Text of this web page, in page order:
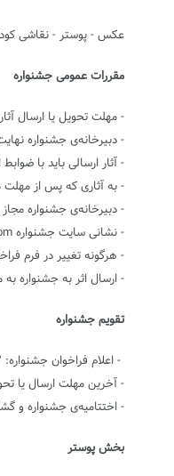
عکس - پوستر - نقاشی
مقررات عمومی جشنواره
- مهلت تحویل یا ارسال آثار به دبیرخانه
- دبیرخانه‌ی جشنواره
- آثار ارسالی باید با
- به آثاری که پس از مهلت
- دبیرخانه‌ی جشنواره
- نشانی سایت جشنواره www.parcham-farhangsara.com است.
- هرگونه تغییر در فرم
- ارسال اثر به جشنواره
تقویم جشنواره
- اعلام فراخوان جشنواره: ۲۲ بهمن ماه ۹۱
- آخرین مهلت ارسال یا تحویل آثار
- اختتامیه‌ی جشنواره و گشایش
بخش پوستر